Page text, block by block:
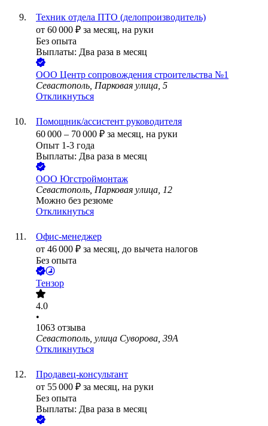
Техник отдела ПТО (делопроизводитель)
от 60 000 ₽ за месяц, на руки
Без опыта
Выплаты: Два раза в месяц
ООО Центр сопровождения строительства №1
Севастополь, Парковая улица, 5
Откликнуться
Помощник/ассистент руководителя
60 000 – 70 000 ₽ за месяц, на руки
Опыт 1-3 года
Выплаты: Два раза в месяц
ООО Югстроймонтаж
Севастополь, Парковая улица, 12
Можно без резюме
Откликнуться
Офис-менеджер
от 46 000 ₽ за месяц, до вычета налогов
Без опыта
Тензор
4.0
•
1063 отзыва
Севастополь, улица Суворова, 39А
Откликнуться
Продавец-консультант
от 55 000 ₽ за месяц, на руки
Без опыта
Выплаты: Два раза в месяц